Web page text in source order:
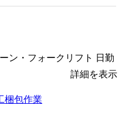
ン・フォークリフト 日勤
詳細を表示